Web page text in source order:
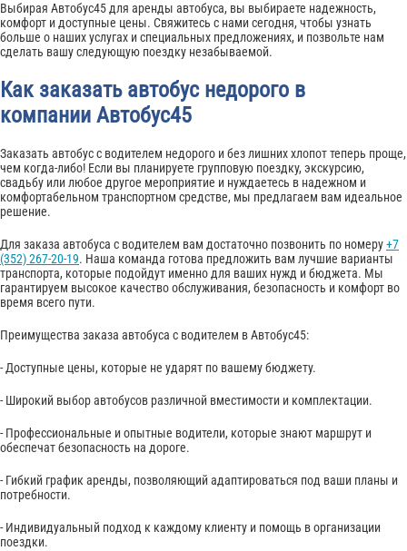
Выбирая Автобус45 для аренды автобуса, вы выбираете надежность,
комфорт и доступные цены. Свяжитесь с нами сегодня, чтобы узнать
больше о наших услугах и специальных предложениях, и позвольте нам
сделать вашу следующую поездку незабываемой.
Как заказать автобус недорого в
компании Автобус45
Заказать автобус с водителем недорого и без лишних хлопот теперь проще,
чем когда-либо! Если вы планируете групповую поездку, экскурсию,
свадьбу или любое другое мероприятие и нуждаетесь в надежном и
комфортабельном транспортном средстве, мы предлагаем вам идеальное
решение.
Для заказа автобуса с водителем вам достаточно позвонить по номеру+7
(352) 267-20-19. Наша команда готова предложить вам лучшие варианты
транспорта, которые подойдут именно для ваших нужд и бюджета. Мы
гарантируем высокое качество обслуживания, безопасность и комфорт во
время всего пути.
Преимущества заказа автобуса с водителем в Автобус45:
- Доступные цены, которые не ударят по вашему бюджету.
- Широкий выбор автобусов различной вместимости и комплектации.
- Профессиональные и опытные водители, которые знают маршрут и
обеспечат безопасность на дороге.
- Гибкий график аренды, позволяющий адаптироваться под ваши планы и
потребности.
- Индивидуальный подход к каждому клиенту и помощь в организации
поездки.